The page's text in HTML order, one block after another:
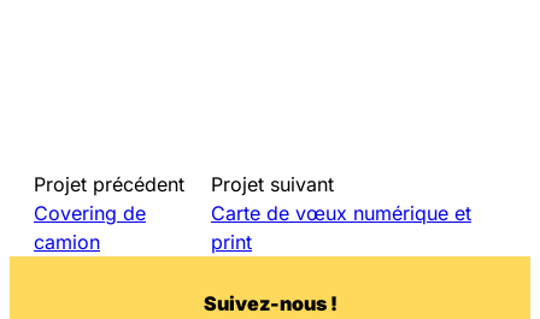
Projet précédent
Covering de
camion
Projet suivant
Carte de vœux numérique et
print
Suivez-nous !